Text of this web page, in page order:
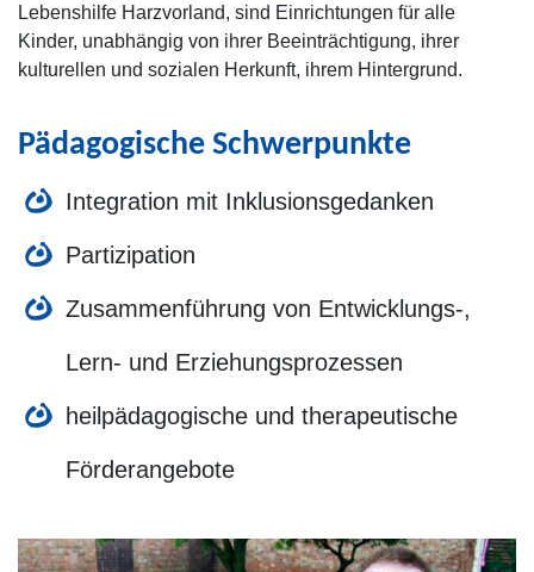
Lebenshilfe Harzvorland, sind Einrichtungen für alle
Kinder, unabhängig von ihrer Beeinträchtigung, ihrer
kulturellen und sozialen Herkunft, ihrem Hintergrund.
Pädagogische Schwerpunkte
Integration mit Inklusionsgedanken
Partizipation
Zusammenführung von Entwicklungs-,
Lern- und Erziehungsprozessen
heilpädagogische und therapeutische
Förderangebote